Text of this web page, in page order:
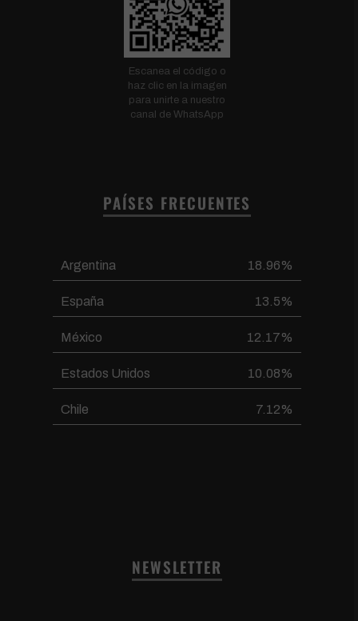
Escanea el código o
haz clic en la imagen
para unirte a nuestro
canal de WhatsApp
PAÍSES FRECUENTES
Argentina 18.96%
España 13.5%
México 12.17%
Estados Unidos 10.08%
Chile 7.12%
NEWSLETTER